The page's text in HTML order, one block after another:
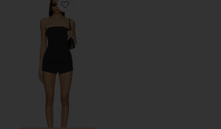
Favorite НАБОР ШОРТ DAIJA